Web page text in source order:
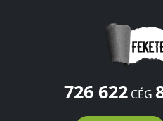
726 622CÉG